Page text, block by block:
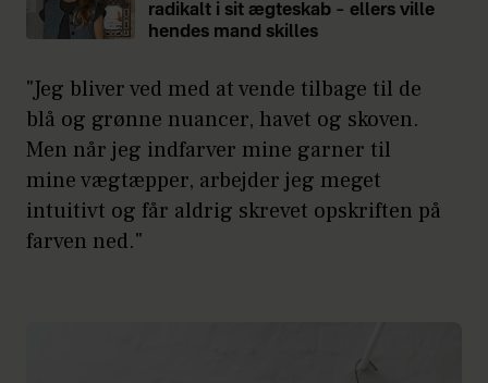
radikalt i sit ægteskab – ellers ville
hendes mand skilles
"Jeg bliver ved med at vende tilbage til de
blå og grønne nuancer, havet og skoven.
Men når jeg indfarver mine garner til
mine vægtæpper, arbejder jeg meget
intuitivt og får aldrig skrevet opskriften på
farven ned."